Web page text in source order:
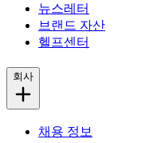
뉴스레터
브랜드 자산
헬프센터
회사
채용 정보